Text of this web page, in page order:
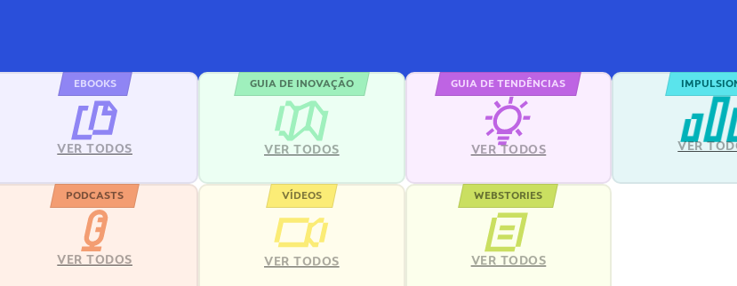
EBOOKS
VER TODOS
GUIA DE INOVAÇÃO
VER TODOS
GUIA DE TENDÊNCIAS
VER TODOS VER
PODCASTS
VER TODOS
VÍDEOS
VER TODOS
WEBSTORIES
VER TODOS